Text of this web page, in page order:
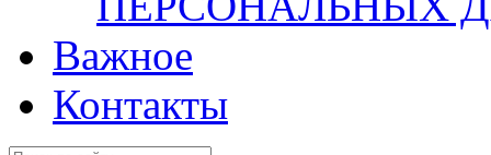
Важное
Контакты